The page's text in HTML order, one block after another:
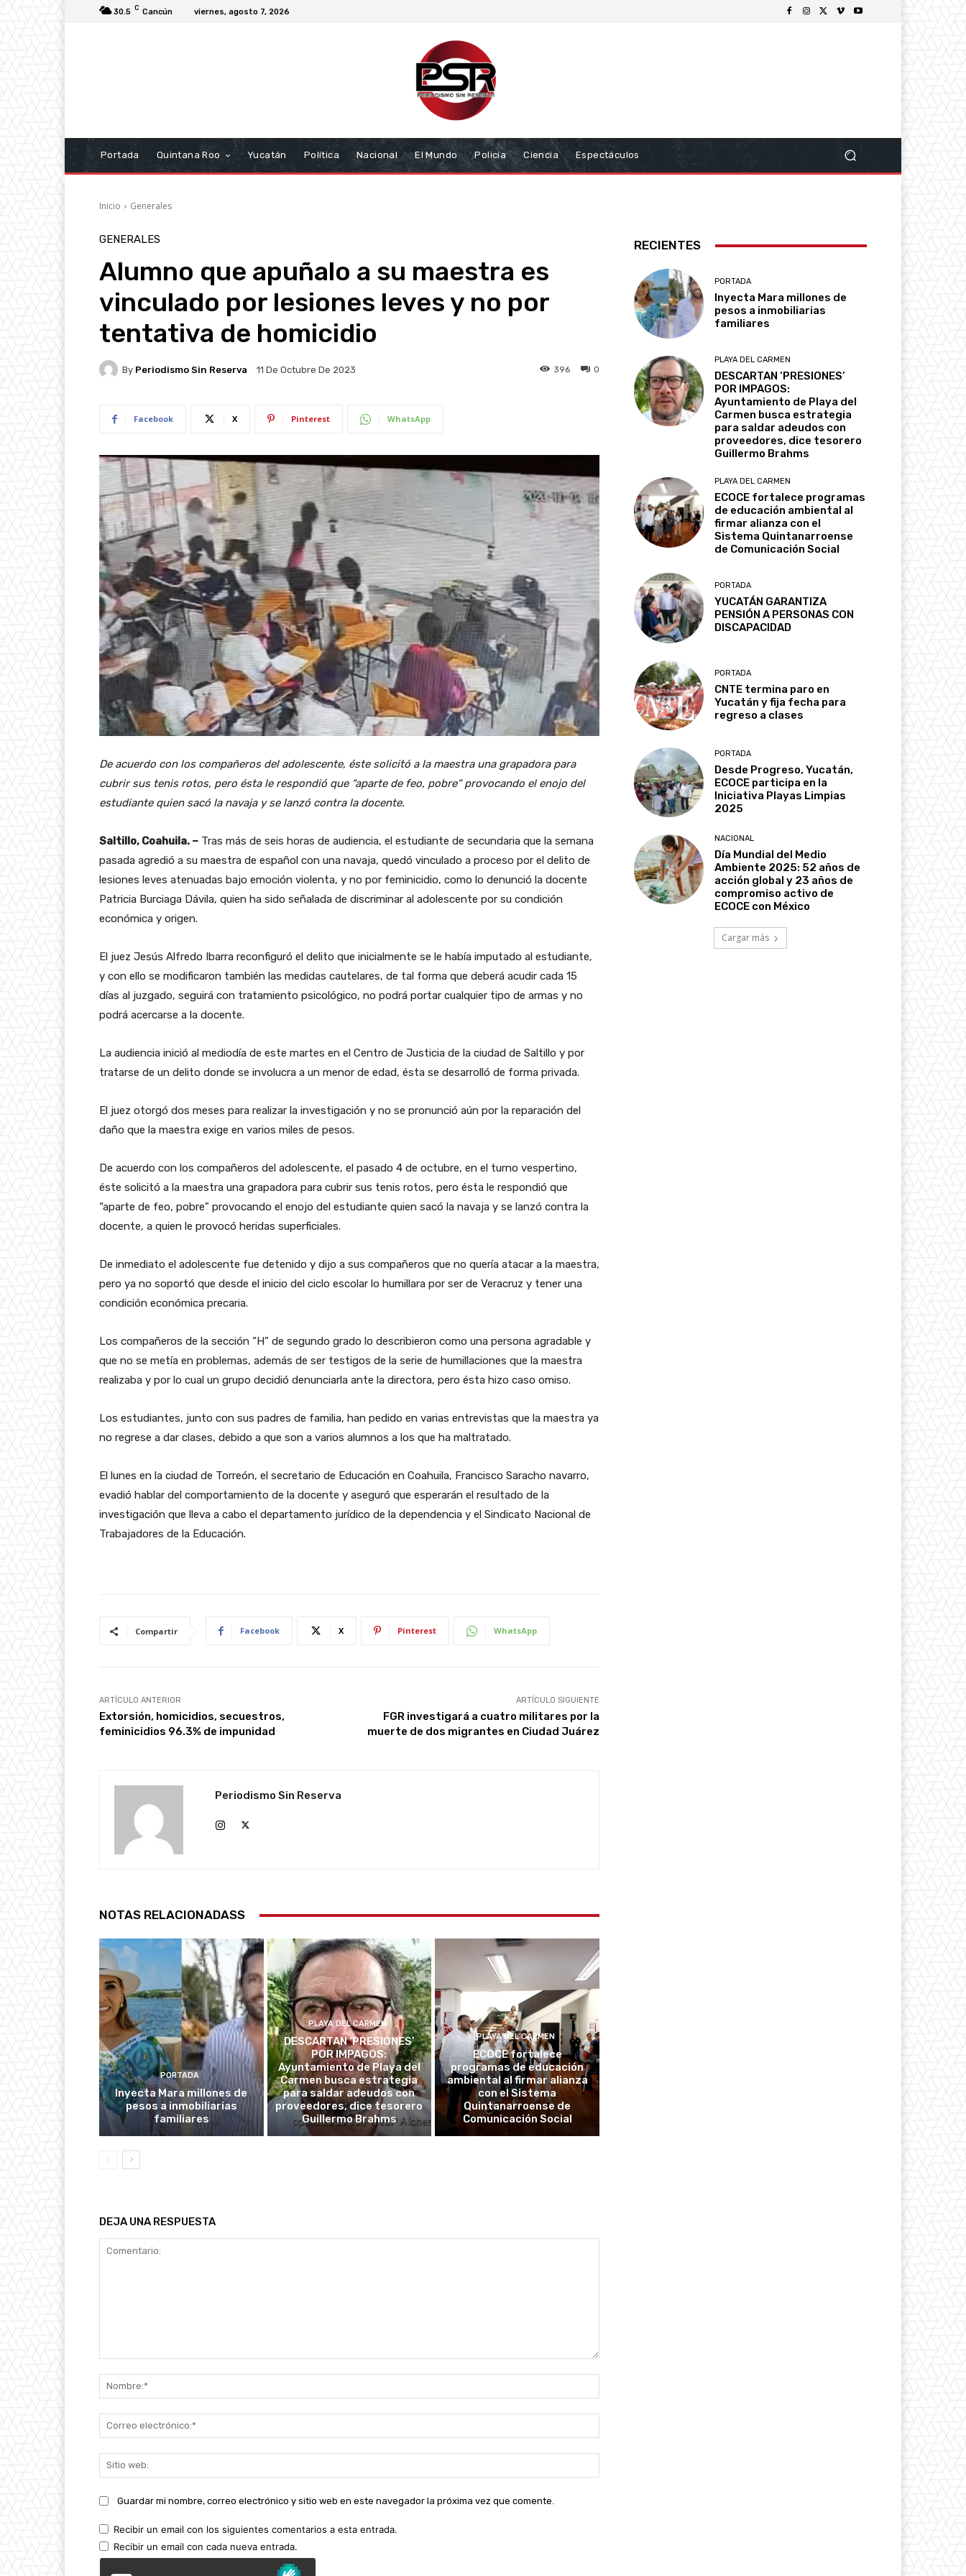
30.5 C Cancún viernes, agosto 7, 2026
Portada Quintana Roo Yucatán Política Nacional El Mundo Policía Ciencia Espectáculos
Inicio Generales
GENERALES
Alumno que apuñalo a su maestra es
vinculado por lesiones leves y no por
tentativa de homicidio
By Periodismo Sin Reserva 11 De Octubre De 2023 0
396
Facebook X Pinterest WhatsApp
De acuerdo con los compañeros del adolescente, éste solicitó a la maestra una grapadora para
cubrir sus tenis rotos, pero ésta le respondió que “aparte de feo, pobre” provocando el enojo del
estudiante quien sacó la navaja y se lanzó contra la docente.
Saltillo, Coahuila. – Tras más de seis horas de audiencia, el estudiante de secundaria que la semana
pasada agredió a su maestra de español con una navaja, quedó vinculado a proceso por el delito de
lesiones leves atenuadas bajo emoción violenta, y no por feminicidio, como lo denunció la docente
Patricia Burciaga Dávila, quien ha sido señalada de discriminar al adolescente por su condición
económica y origen.
El juez Jesús Alfredo Ibarra reconfiguró el delito que inicialmente se le había imputado al estudiante,
y con ello se modificaron también las medidas cautelares, de tal forma que deberá acudir cada 15
días al juzgado, seguirá con tratamiento psicológico, no podrá portar cualquier tipo de armas y no
podrá acercarse a la docente.
La audiencia inició al mediodía de este martes en el Centro de Justicia de la ciudad de Saltillo y por
tratarse de un delito donde se involucra a un menor de edad, ésta se desarrolló de forma privada.
El juez otorgó dos meses para realizar la investigación y no se pronunció aún por la reparación del
daño que la maestra exige en varios miles de pesos.
De acuerdo con los compañeros del adolescente, el pasado 4 de octubre, en el turno vespertino,
éste solicitó a la maestra una grapadora para cubrir sus tenis rotos, pero ésta le respondió que
“aparte de feo, pobre” provocando el enojo del estudiante quien sacó la navaja y se lanzó contra la
docente, a quien le provocó heridas superficiales.
De inmediato el adolescente fue detenido y dijo a sus compañeros que no quería atacar a la maestra,
pero ya no soportó que desde el inicio del ciclo escolar lo humillara por ser de Veracruz y tener una
condición económica precaria.
Los compañeros de la sección “H” de segundo grado lo describieron como una persona agradable y
que no se metía en problemas, además de ser testigos de la serie de humillaciones que la maestra
realizaba y por lo cual un grupo decidió denunciarla ante la directora, pero ésta hizo caso omiso.
Los estudiantes, junto con sus padres de familia, han pedido en varias entrevistas que la maestra ya
no regrese a dar clases, debido a que son a varios alumnos a los que ha maltratado.
El lunes en la ciudad de Torreón, el secretario de Educación en Coahuila, Francisco Saracho navarro,
evadió hablar del comportamiento de la docente y aseguró que esperarán el resultado de la
investigación que lleva a cabo el departamento jurídico de la dependencia y el Sindicato Nacional de
Trabajadores de la Educación.
Compartir Facebook X Pinterest WhatsApp
ARTÍCULO ANTERIOR
Extorsión, homicidios, secuestros,
feminicidios 96.3% de impunidad
ARTÍCULO SIGUIENTE
FGR investigará a cuatro militares por la
muerte de dos migrantes en Ciudad Juárez
Periodismo Sin Reserva
NOTAS RELACIONADASS
PORTADA
Inyecta Mara millones de
pesos a inmobiliarias
familiares
PLAYA DEL CARMEN
DESCARTAN ‘PRESIONES’
POR IMPAGOS:
Ayuntamiento de Playa del
Carmen busca estrategia
para saldar adeudos con
proveedores, dice tesorero
Guillermo Brahms
PLAYA DEL CARMEN
ECOCE fortalece
programas de educación
ambiental al firmar alianza
con el Sistema
Quintanarroense de
Comunicación Social
DEJA UNA RESPUESTA
electrónico:*
web:
Guardar mi nombre, correo electrónico y sitio web en este navegador la próxima vez que comente.
Recibir un email con los siguientes comentarios a esta entrada.
Recibir un email con cada nueva entrada.
RECIENTES
PORTADA
Inyecta Mara millones de
pesos a inmobiliarias
familiares
PLAYA DEL CARMEN
DESCARTAN ‘PRESIONES’
POR IMPAGOS:
Ayuntamiento de Playa del
Carmen busca estrategia
para saldar adeudos con
proveedores, dice tesorero
Guillermo Brahms
PLAYA DEL CARMEN
ECOCE fortalece programas
de educación ambiental al
firmar alianza con el
Sistema Quintanarroense
de Comunicación Social
PORTADA
YUCATÁN GARANTIZA
PENSIÓN A PERSONAS CON
DISCAPACIDAD
PORTADA
CNTE termina paro en
Yucatán y fija fecha para
regreso a clases
PORTADA
Desde Progreso, Yucatán,
ECOCE participa en la
Iniciativa Playas Limpias
2025
NACIONAL
Día Mundial del Medio
Ambiente 2025: 52 años de
acción global y 23 años de
compromiso activo de
ECOCE con México
Cargar más